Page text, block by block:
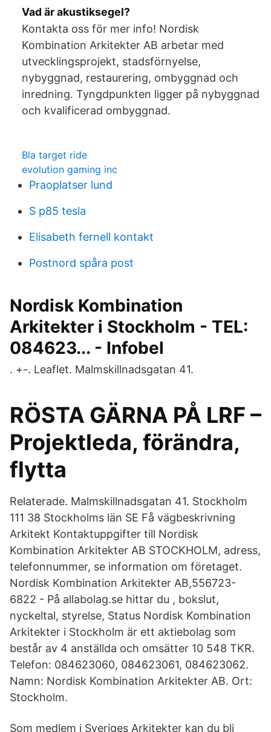
Vad är akustiksegel?
Kontakta oss för mer info! Nordisk
Kombination Arkitekter AB arbetar med
utvecklingsprojekt, stadsförnyelse,
nybyggnad, restaurering, ombyggnad och
inredning. Tyngdpunkten ligger på nybyggnad
och kvalificerad ombyggnad.
Bla target ride
evolution gaming inc
Praoplatser lund
S p85 tesla
Elisabeth fernell kontakt
Postnord spåra post
Nordisk Kombination
Arkitekter i Stockholm - TEL:
084623... - Infobel
. +-. Leaflet. Malmskillnadsgatan 41.
RÖSTA GÄRNA PÅ LRF –
Projektleda, förändra,
flytta
Relaterade. Malmskillnadsgatan 41. Stockholm
111 38 Stockholms län SE Få vägbeskrivning
Arkitekt Kontaktuppgifter till Nordisk
Kombination Arkitekter AB STOCKHOLM, adress,
telefonnummer, se information om företaget.
Nordisk Kombination Arkitekter AB,556723-
6822 - På allabolag.se hittar du , bokslut,
nyckeltal, styrelse, Status Nordisk Kombination
Arkitekter i Stockholm är ett aktiebolag som
består av 4 anställda och omsätter 10 548 TKR.
Telefon: 084623060, 084623061, 084623062.
Namn: Nordisk Kombination Arkitekter AB. Ort:
Stockholm.
Som medlem i Sveriges Arkitekter kan du bli